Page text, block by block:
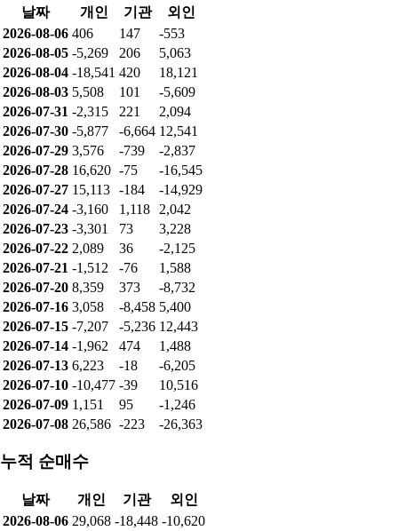
날짜 개인 기관
외인
2026-08-06 406 147
-553
2026-08-05 -5,269 206
5,063
2026-08-04 -18,541 420
18,121
2026-08-03 5,508 101
-5,609
2026-07-31 -2,315 221
2,094
2026-07-30 -5,877 -6,664 12,541
2026-07-29 3,576 -739
-2,837
2026-07-28 16,620 -75
-16,545
2026-07-27 15,113 -184
-14,929
2026-07-24 -3,160 1,118
2,042
2026-07-23 -3,301 73
3,228
2026-07-22 2,089 36
-2,125
2026-07-21 -1,512 -76
1,588
2026-07-20 8,359 373
-8,732
2026-07-16 3,058 -8,458 5,400
2026-07-15 -7,207 -5,236 12,443
2026-07-14 -1,962 474
1,488
2026-07-13 6,223 -18
-6,205
2026-07-10 -10,477 -39
10,516
2026-07-09 1,151 95
-1,246
2026-07-08 26,586 -223 -26,363
누적 순매수
날짜 개인 기관
외인
2026-08-06 29,068 -18,448 -10,620